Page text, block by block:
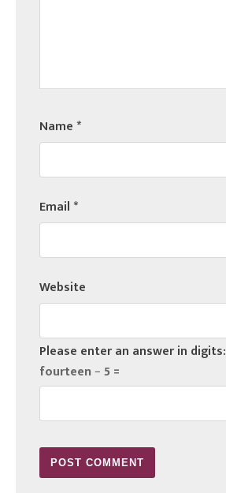
Name*
Email*
Website
Please enter an answer in digits:
fourteen − 5 =